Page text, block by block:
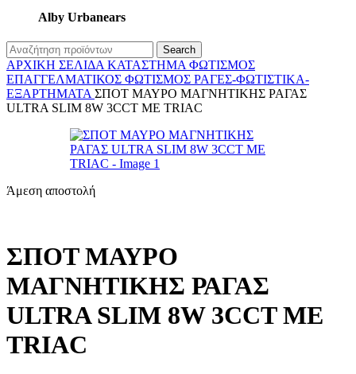
Alby Urbanears
Search
ΑΡΧΙΚΉ ΣΕΛΊΔΑ ΚΑΤΆΣΤΗΜΑ ΦΩΤΙΣΜΌΣ
ΕΠΑΓΓΕΛΜΑΤΙΚΟΣ ΦΩΤΙΣΜΌΣ ΡΆΓΕΣ-ΦΩΤΙΣΤΙΚΆ-
ΕΞΑΡΤΉΜΑΤΑ ΣΠΟΤ ΜΑΥΡΟ ΜΑΓΝΗΤΙΚΗΣ ΡΑΓΑΣ
ULTRA SLIM 8W 3CCT ΜΕ TRIAC
Άμεση αποστολή
ΣΠΟΤ ΜΑΥΡΟ
ΜΑΓΝΗΤΙΚΗΣ ΡΑΓΑΣ
ULTRA SLIM 8W 3CCT ΜΕ
TRIAC